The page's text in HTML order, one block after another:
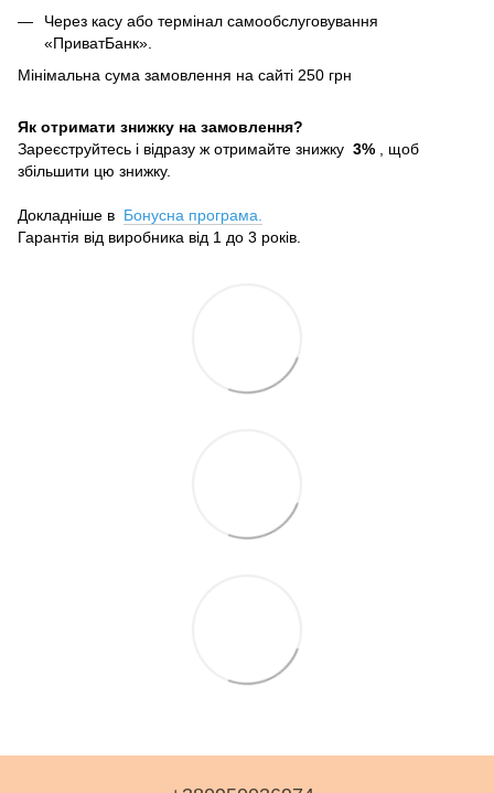
Через касу або термінал самообслуговування
«ПриватБанк».
Мінімальна сума замовлення на сайті 250 грн
Як отримати знижку на замовлення?
Зареєструйтесь і відразу ж отримайте знижку 3% , щоб
збільшити цю знижку.
Докладніше в Бонусна програма.
Гарантія від виробника від 1 до 3 років.